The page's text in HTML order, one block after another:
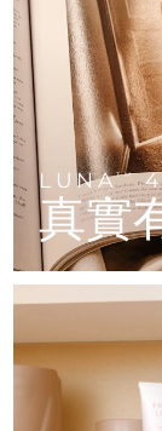
LUNATM4
真實
生髮
保健品
NEW
專業治療
哥倫比亞
克羅埃西亞
賽普勒斯
捷克
丹麥
芬蘭